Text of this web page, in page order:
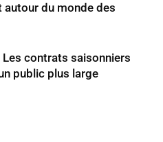
autour du monde des
Les contrats saisonniers
public plus large